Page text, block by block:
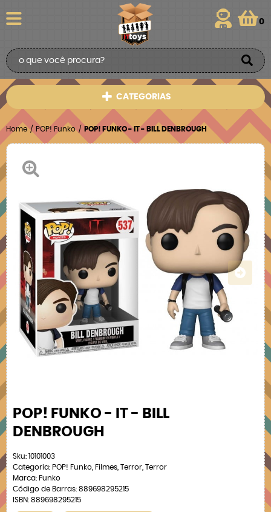
0
CATEGORIAS
Home POP! Funko POP! FUNKO - IT - BILL DENBROUGH
POP! FUNKO - IT - BILL
DENBROUGH
Sku: 10101003
Categoria: POP! Funko Filmes Terror
Terror
Marca: Funko
Código de Barras: 889698295215
ISBN: 889698295215